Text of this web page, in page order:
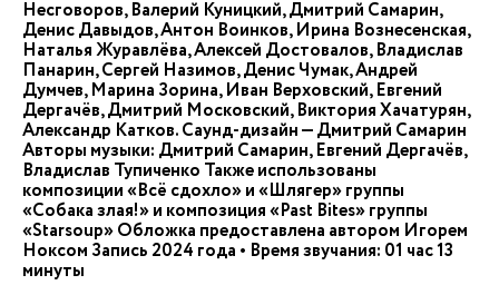
Несговоров, Валерий Куницкий, Дмитрий Самарин,
Денис Давыдов, Антон Воинков, Ирина Вознесенская,
Наталья Журавлёва, Алексей Достовалов, Владислав
Панарин, Сергей Назимов, Денис Чумак, Андрей
Думчев, Марина Зорина, Иван Верховский, Евгений
Дергачёв, Дмитрий Московский, Виктория Хачатурян,
Александр Катков. Саунд-дизайн — Дмитрий Самарин
Авторы музыки: Дмитрий Самарин, Евгений Дергачёв,
Владислав Тупиченко Также использованы
композиции «Всё сдохло» и «Шлягер» группы
«Собака злая!» и композиция «Past Bites» группы
«Starsoup» Обложка предоставлена автором Игорем
Ноксом Запись 2024 года • Время звучания: 01 час 13
минуты